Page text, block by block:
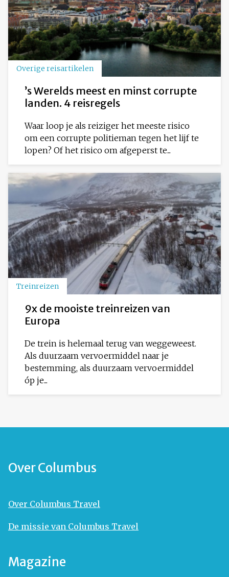
Overige reisartikelen
’s Werelds meest en minst corrupte
landen. 4 reisregels
Waar loop je als reiziger het meeste risico
om een corrupte politieman tegen het lijf te
lopen? Of het risico om afgeperst te...
Treinreizen
9x de mooiste treinreizen van
Europa
De trein is helemaal terug van weggeweest.
Als duurzaam vervoermiddel naar je
bestemming, als duurzaam vervoermiddel
óp je...
Over Columbus
Over Columbus Travel
De missie van Columbus Travel
Magazine